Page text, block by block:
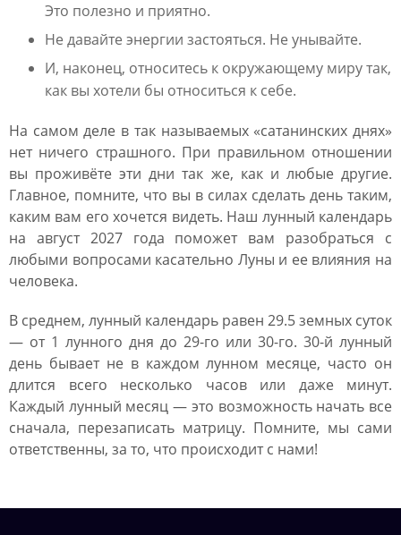
Это полезно и приятно.
Не давайте энергии застояться. Не унывайте.
И, наконец, относитесь к окружающему миру так,
как вы хотели бы относиться к себе.
На самом деле в так называемых «сатанинских днях»
нет ничего страшного. При правильном отношении
вы проживёте эти дни так же, как и любые другие.
Главное, помните, что вы в силах сделать день таким,
каким вам его хочется видеть. Наш лунный календарь
на август 2027 года поможет вам разобраться с
любыми вопросами касательно Луны и ее влияния на
человека.
В среднем, лунный календарь равен 29.5 земных суток
— от 1 лунного дня до 29-го или 30-го. 30-й лунный
день бывает не в каждом лунном месяце, часто он
длится всего несколько часов или даже минут.
Каждый лунный месяц — это возможность начать все
сначала, перезаписать матрицу. Помните, мы сами
ответственны, за то, что происходит с нами!